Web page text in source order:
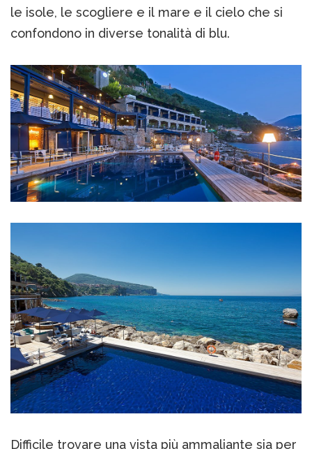
le isole, le scogliere e il mare e il cielo che si
confondono in diverse tonalità di blu.
Difficile trovare una vista più ammaliante sia per